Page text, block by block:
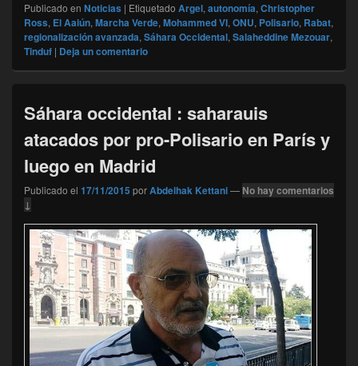
Publicado en Noticias | Etiquetado Argel,autonomía,Christopher
Ross, El Aaiún,Marcha Verde,Mohammed VI,ONU, Polisario, Rabat,
regionalización avanzada,Sáhara Occidental,Salaheddine Mezouar,
Tinduf | Deja un comentario
Sáhara occidental : saharauis
atacados por pro-Polisario en París y
luego en Madrid
Publicado el 17/11/2015 porAbdelhak Kettani— No hay comentarios
↓